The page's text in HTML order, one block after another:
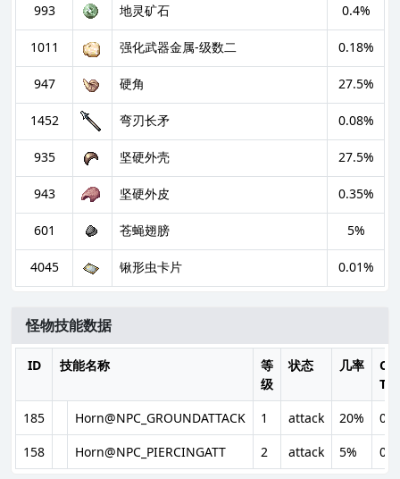
993
地灵矿石 0.4%
1011 强化武器金属-级数二 0.18%
947 硬角 27.5%
1452 弯刃长矛 0.08%
935 坚硬外壳 27.5%
943 坚硬外皮 0.35%
601 苍蝇翅膀 5%
4045 锹形虫卡片 0.01%
怪物技能数据
ID 技能名称
等
级
状态 几率
185
Horn@NPC_GROUNDATTACK 1 attack 20%
0s
158
Horn@NPC_PIERCINGATT 2 attack 5% 0s